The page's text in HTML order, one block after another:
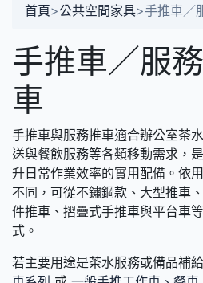
首頁>公共空間家具>手推車／
手推車／服
車
手推車與服務推車適合辦公室茶
送與餐飲服務等各類移動需求，
升日常作業效率的實用配備。依
不同，可從不鏽鋼款、大型推車
件推車、摺疊式手推車與平台車
式。
若主要用途是茶水服務或備品補